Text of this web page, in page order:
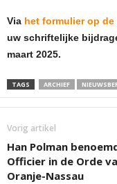
Via het formulier op
uw schriftelijke
maart 2025.
TAGS ARCHIEF
Vorig artikel
Han Polman
Officier in de Orde
Oranje-Nassau